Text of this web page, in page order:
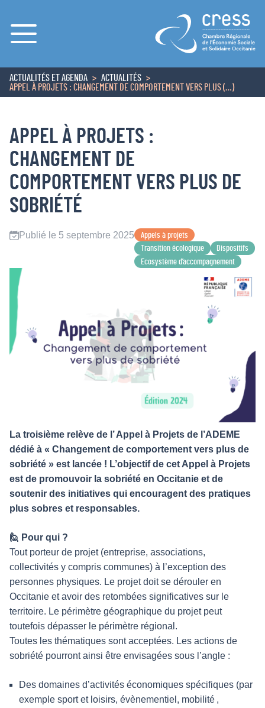
Menu
ACCUEIL
ACTUALITÉS ET AGENDA
ACTUALITÉS
APPEL À PROJETS : CHANGEMENT DE COMPORTEMENT VERS PLUS (…)
APPEL À PROJETS :
CHANGEMENT DE
COMPORTEMENT VERS PLUS DE
SOBRIÉTÉ
Publié le 5 septembre 2025
Appels à projets
Transition écologique
Dispositifs
Ecosystème d’accompagnement
La troisième relève de l’ Appel à Projets de l’ADEME
dédié à « Changement de comportement vers plus de
sobriété » est lancée ! L’objectif de cet Appel à Projets
est de promouvoir la sobriété en Occitanie et de
soutenir des initiatives qui encouragent des pratiques
plus sobres et responsables.
🙋 Pour qui ?
Tout porteur de projet (entreprise, associations,
collectivités y compris communes) à l’exception des
personnes physiques. Le projet doit se dérouler en
Occitanie et avoir des retombées significatives sur le
territoire. Le périmètre géographique du projet peut
toutefois dépasser le périmètre régional.
Toutes les thématiques sont acceptées. Les actions de
sobriété pourront ainsi être envisagées sous l’angle :
Des domaines d’activités économiques spécifiques (par
exemple sport et loisirs, évènementiel, mobilité ,